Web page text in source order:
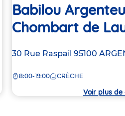
Babilou
Chombart de
Adresse
la
30 Rue Raspail 95100
8:00-19:00 CRÈCHE
Voir plus de